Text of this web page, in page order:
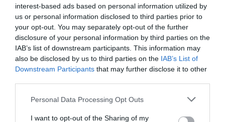
interest-based ads based on personal information utilized by
us or personal information disclosed to third parties prior to
your opt-out. You may separately opt-out of the further
disclosure of your personal information by third parties on the
IAB’s list of downstream participants. This information may
also be disclosed by us to third parties on the IAB’s List of
Downstream Participants that may further disclose it to other
Personal Data Processing Opt Outs
I want to opt-out of the Sharing of my